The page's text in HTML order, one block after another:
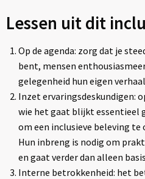
Lessen uit dit
Op de agenda: zorg dat je
bent, mensen
gelegenheid hun eigen
Inzet ervaringsdeskundigen:
wie het gaat blijkt essentieel
om een inclusieve beleving
Hun inbreng is nodig om
en gaat verder dan alleen
Interne betrokkenheid: het